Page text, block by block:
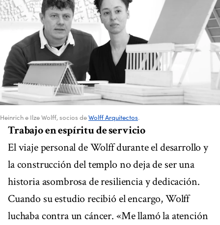
Heinrich e Ilze Wolff, socios deWolff Arquitectos.
Trabajo en espíritu de servicio
El viaje personal de Wolff durante el desarrollo y
la construcción del templo no deja de ser una
historia asombrosa de resiliencia y dedicación.
Cuando su estudio recibió el encargo, Wolff
luchaba contra un cáncer. «Me llamó la atención